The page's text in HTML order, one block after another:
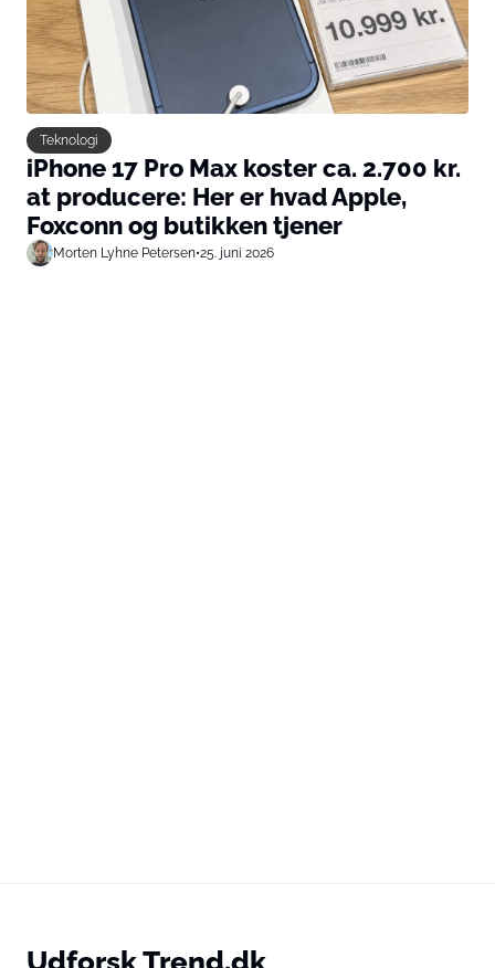
Teknologi
iPhone 17 Pro Max koster ca. 2.700 kr.
at producere: Her er hvad Apple,
Foxconn og butikken tjener
Morten Lyhne Petersen•25. juni 2026
Udforsk Trend.dk